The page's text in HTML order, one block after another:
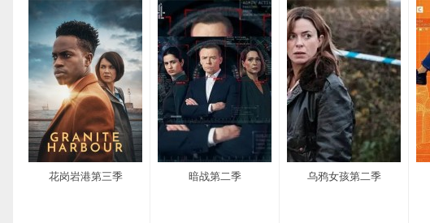
花岗岩港第三季 暗战第二季 乌鸦女孩第二季